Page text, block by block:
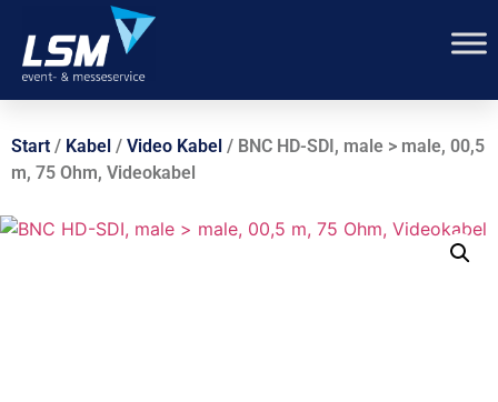
Start / Kabel / Video Kabel / BNC HD-SDI, male > male, 00,5
m, 75 Ohm, Videokabel